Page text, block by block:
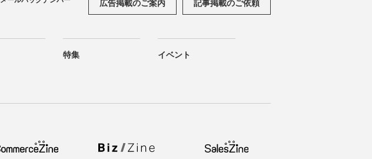
広告掲載のご案内 記事掲載のご依頼
特集 イベント